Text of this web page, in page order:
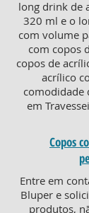
long drink de
320 ml e o
com volume
com copos
copos de
acrílico
comodidade
em
Copos
Entre em
Bluper e
produtos,